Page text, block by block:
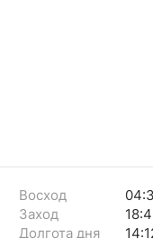
Восход
Заход
Долгота дня